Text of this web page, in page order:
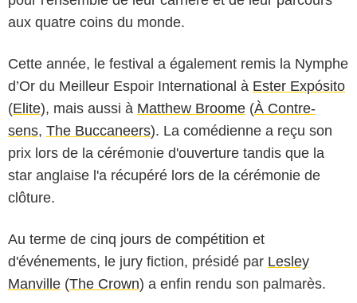
aux quatre coins du monde.
Cette année, le festival a également remis la Nymphe
d’Or du Meilleur Espoir International à Ester Expósito
(Elite), mais aussi à Matthew Broome (À Contre-
sens, The Buccaneers). La comédienne a reçu son
prix lors de la cérémonie d'ouverture tandis que la
star anglaise l'a récupéré lors de la cérémonie de
clôture.
Au terme de cinq jours de compétition et
d'événements, le jury fiction, présidé par Lesley
Manville (The Crown) a enfin rendu son palmarès.